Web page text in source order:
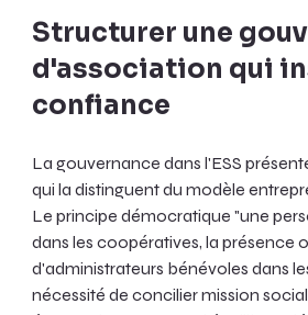
Structurer une
d'association qui
confiance
La gouvernance dans l'ESS
qui la distinguent du modèle
Le principe démocratique "une
dans les coopératives, la présence
d'administrateurs bénévoles dans
nécessité de concilier mission